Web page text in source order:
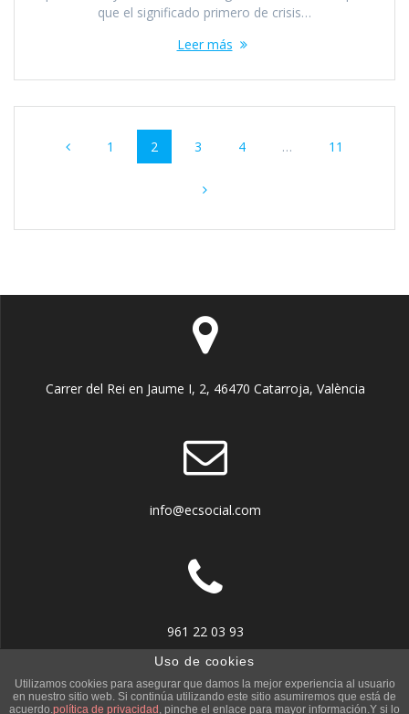
que el significado primero de crisis…
Leer más
Navegación
Página
1 Página
2 Página
3 Página
4 … Página
11
Carrer del Rei en Jaume I, 2, 46470 Catarroja, València
info@ecsocial.com
961 22 03 93
Uso de cookies
Utilizamos cookies para asegurar que damos la mejor experiencia al usuario
en nuestro sitio web. Si continúa utilizando este sitio asumiremos que está de
acuerdo.política de privacidad , pinche el enlace para mayor información.Y si lo